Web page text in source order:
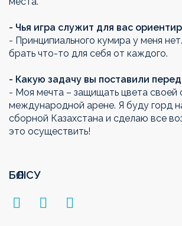
- Чья игра служит для вас
- Принципиального кумира у меня
брать что-то для себя от каждого.
- Какую задачу вы поставили
- Моя мечта – защищать цвета своей
международной арене. Я буду горд
сборной Казахстана и сделаю все
это осуществить!
БӨЛІСУ